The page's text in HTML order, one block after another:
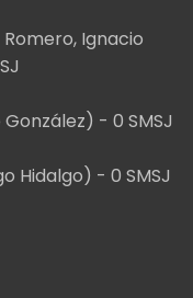
Ignacio
- 0 SMSJ
Hidalgo) - 0 SMSJ